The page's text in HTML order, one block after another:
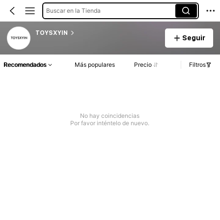
Buscar en la Tienda
TOYSXYIN
Seguir
Recomendados Más populares Precio Filtros
No hay coincidencias
Por favor inténtelo de nuevo.